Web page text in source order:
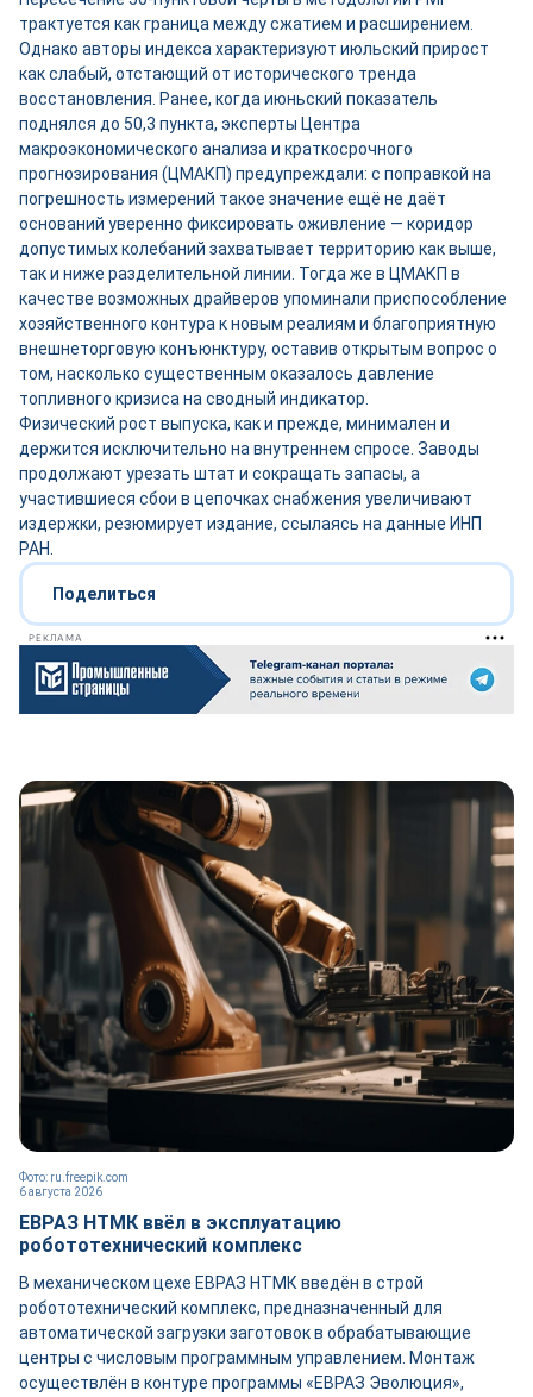
трактуется как граница между сжатием и расширением.
Однако авторы индекса характеризуют июльский прирост
как слабый, отстающий от исторического тренда
восстановления. Ранее, когда июньский показатель
поднялся до 50,3 пункта, эксперты Центра
макроэкономического анализа и краткосрочного
прогнозирования (ЦМАКП) предупреждали: с поправкой на
погрешность измерений такое значение ещё не даёт
оснований уверенно фиксировать оживление — коридор
допустимых колебаний захватывает территорию как выше,
так и ниже разделительной линии. Тогда же в ЦМАКП в
качестве возможных драйверов упоминали приспособление
хозяйственного контура к новым реалиям и благоприятную
внешнеторговую конъюнктуру, оставив открытым вопрос о
том, насколько существенным оказалось давление
топливного кризиса на сводный индикатор.
Физический рост выпуска, как и прежде, минимален и
держится исключительно на внутреннем спросе. Заводы
продолжают урезать штат и сокращать запасы, а
участившиеся сбои в цепочках снабжения увеличивают
издержки, резюмирует издание, ссылаясь на данные ИНП
РАН.
Поделиться
РЕКЛАМА
6 августа 2026
Фото: ru.freepik.com
ЕВРАЗ НТМК ввёл в эксплуатацию
робототехнический комплекс
В механическом цехе ЕВРАЗ НТМК введён в строй
робототехнический комплекс, предназначенный для
автоматической загрузки заготовок в обрабатывающие
центры с числовым программным управлением. Монтаж
осуществлён в контуре программы «ЕВРАЗ Эволюция»,